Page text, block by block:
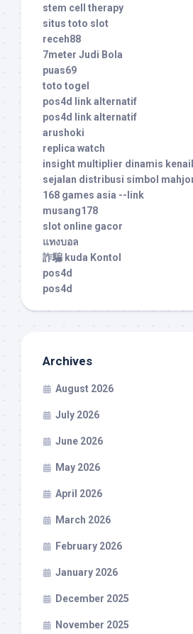
stem cell therapy
situs toto slot
receh88
7meter Judi Bola
puas69
toto togel
pos4d link alternatif
pos4d link alternatif
arushoki
replica watch
insight multiplier dinamis
sejalan distribusi simbol
168 games asia --link
musang178
slot online gacor
แทงบอล
詐騙 kuda Kontol
pos4d
pos4d
Archives
August 2026
July 2026
June 2026
May 2026
April 2026
March 2026
February 2026
January 2026
December 2025
November 2025